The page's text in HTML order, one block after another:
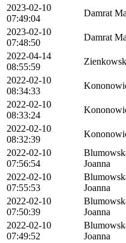
2023-02-10
07:49:04
Damrat
2023-02-10
07:48:50
Damrat
2022-04-14
08:55:59
2022-02-10
08:34:33
2022-02-10
08:33:24
2022-02-10
08:32:39
2022-02-10
07:56:54
Joanna
2022-02-10
07:55:53
Joanna
2022-02-10
07:50:39
Joanna
2022-02-10
07:49:52
Joanna